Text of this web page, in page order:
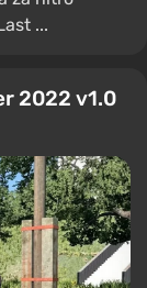
...
2022 v1.0